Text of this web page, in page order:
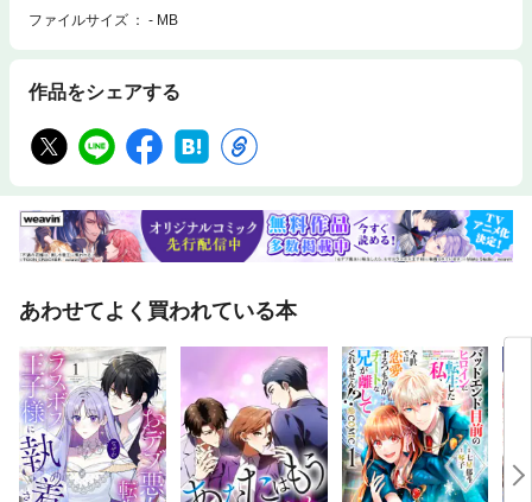
URUMIこどもホスピスのその後についても紹介する。
ファイルサイズ
- MB
作品をシェアする
あわせてよく買われている本